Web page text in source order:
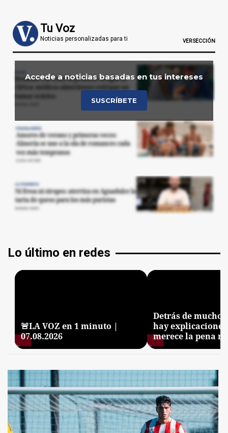
Lo último en redes
🚨LA VOZ en 1 minuto |
07.08.2026
Detrás de
hay
merece la pena